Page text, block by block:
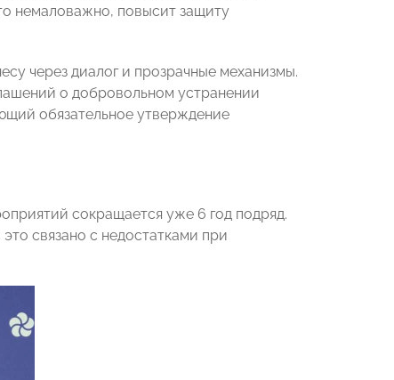
немаловажно, повысит защиту
через диалог и прозрачные механизмы.
о добровольном устранении
обязательное утверждение
сокращается уже 6 год подряд.
связано с недостатками при